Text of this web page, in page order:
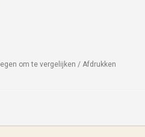
om te vergelijken / Afdrukken